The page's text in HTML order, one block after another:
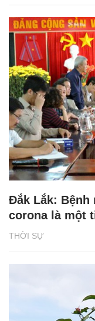
THỜI SỰ
Đắk Lắk: Bệnh
corona là một